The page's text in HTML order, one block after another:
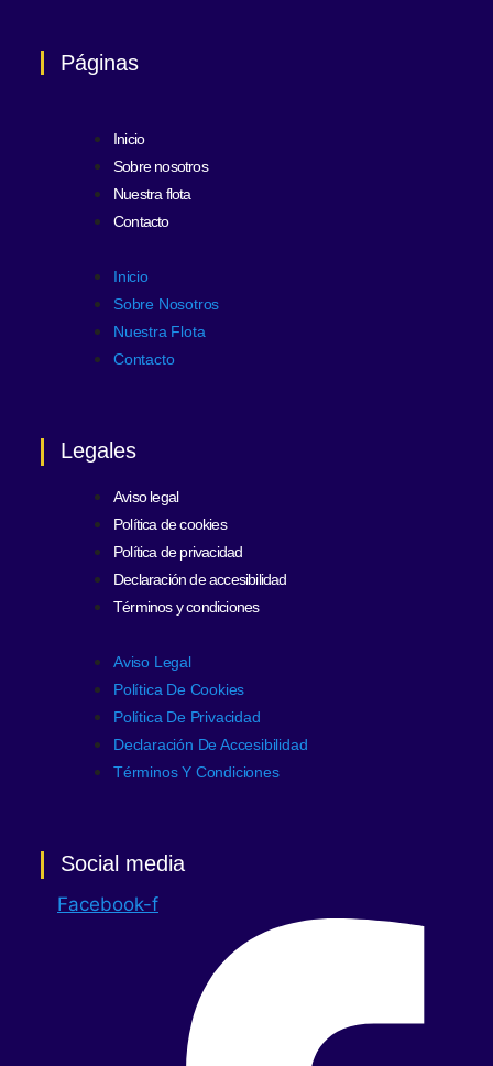
Páginas
Inicio
Sobre nosotros
Nuestra flota
Contacto
Inicio
Sobre Nosotros
Nuestra Flota
Contacto
Legales
Aviso legal
Política de cookies
Política de privacidad
Declaración de accesibilidad
Términos y condiciones
Aviso Legal
Política De Cookies
Política De Privacidad
Declaración De Accesibilidad
Términos Y Condiciones
Social media
Facebook-f